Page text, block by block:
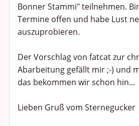
Bonner Stammi" teilnehmen.
Termine offen und habe Lust
auszuprobieren.
Der Vorschlag von fatcat zur
Abarbeitung gefällt mir ;-) und
das bekommen wir schon hin...
Lieben Gruß vom Sternegucker